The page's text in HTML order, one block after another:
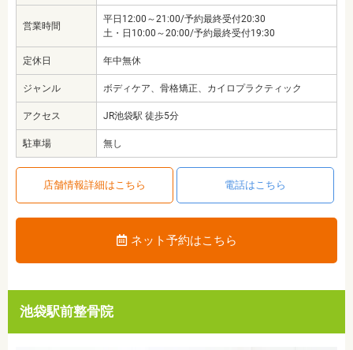
営業時間
平日12:00～21:00/予約最終受付20:30
土・日10:00～20:00/予約最終受付19:30
定休日 年中無休
ジャンル ボディケア、骨格矯正、カイロプラクティック
アクセス JR池袋駅 徒歩5分
駐車場 無し
店舗情報詳細はこちら 電話はこちら
ネット予約はこちら
池袋駅前整骨院